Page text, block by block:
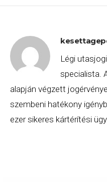
Légi
specialista.
alapján végzett
szembeni hatékony
ezer sikeres kártérítési